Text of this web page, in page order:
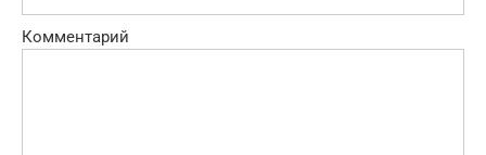
Комментарий